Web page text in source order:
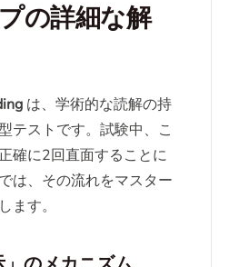
の詳細な解
は、学術的な読解の持
テストです。試験中、こ
確に2回直面することに
は、その流れをマスター
ます。